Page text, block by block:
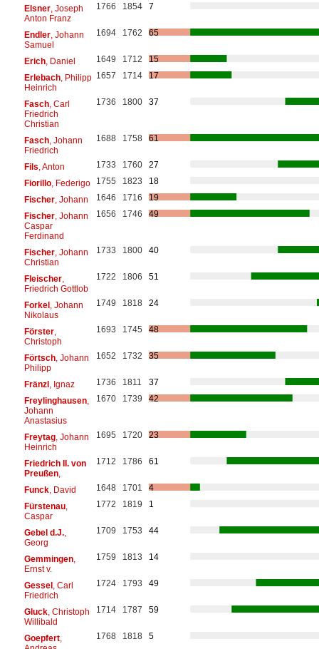
Elsner, Joseph
Anton Franz
1766 1854 7
Endler, Johann
Samuel
1694 1762 65
Erich, Daniel 1649 1712
15
Erlebach, Philipp
Heinrich
1657 1714 17
Fasch, Carl
Friedrich
Christian
1736 1800 37
Fasch, Johann
Friedrich
1688 1758 61
Fils , Anton 1733 1760
27
Fiorillo, Federigo 1755 1823
18
Fischer, Johann 1646 1716
19
Fischer, Johann
Caspar
Ferdinand
1656 1746 49
Fischer, Johann
Christian
1733 1800 40
Fleischer,
Friedrich Gottlob
1722 1806 51
Forkel, Johann
Nikolaus
1749 1818 24
Förster,
Christoph
1693 1745 48
Förtsch, Johann
Philipp
1652 1732 35
Fränzl, Ignaz 1736 1811
37
Freylinghausen,
Johann
Anastasius
1670 1739 42
Freytag, Johann
Heinrich
1695 1720 23
Friedrich II. von
Preußen,
1712 1786 61
Funck, David 1648 1701
4
Fürstenau,
Caspar
1772 1819 1
Gebel d.J.,
Georg
1709 1753 44
Gemmingen,
Ernst v.
1759 1813 14
Gessel, Carl
Friedrich
1724 1793 49
Gluck, Christoph
Willibald
1714 1787 59
Goepfert,
1768 1818 5